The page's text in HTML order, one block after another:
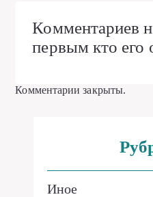
Комментариев
первым кто его
Комментарии закрыты.
Иное